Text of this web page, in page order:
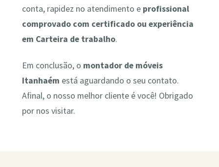
conta, rapidez no atendimento e profissional
comprovado com certificado ou experiência
em Carteira de trabalho.
Em conclusão, o montador de móveis
Itanhaém está aguardando o seu contato.
Afinal, o nosso melhor cliente é você! Obrigado
por nos visitar.